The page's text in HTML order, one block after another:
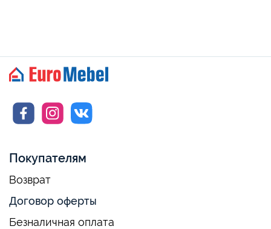
Покупателям
Возврат
Договор оферты
Безналичная оплата